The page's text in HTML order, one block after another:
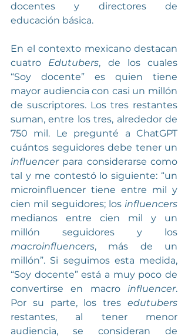
docentes y directores de
educación básica.
En el contexto mexicano destacan
cuatro Edutubers, de los cuales
“Soy docente” es quien tiene
mayor audiencia con casi un millón
de suscriptores. Los tres restantes
suman, entre los tres, alrededor de
750 mil. Le pregunté a ChatGPT
influencer para considerarse como
tal y me contestó lo siguiente: “un
microinfluencer tiene entre mil y
cien mil seguidores; los influencers
medianos entre cien mil y un
macroinfluencers, más de un
millón”. Si seguimos esta medida,
“Soy docente” está a muy poco de
convertirse en macro influencer.
Por su parte, los tres edutubers
restantes, al tener menor
audiencia, se consideran de